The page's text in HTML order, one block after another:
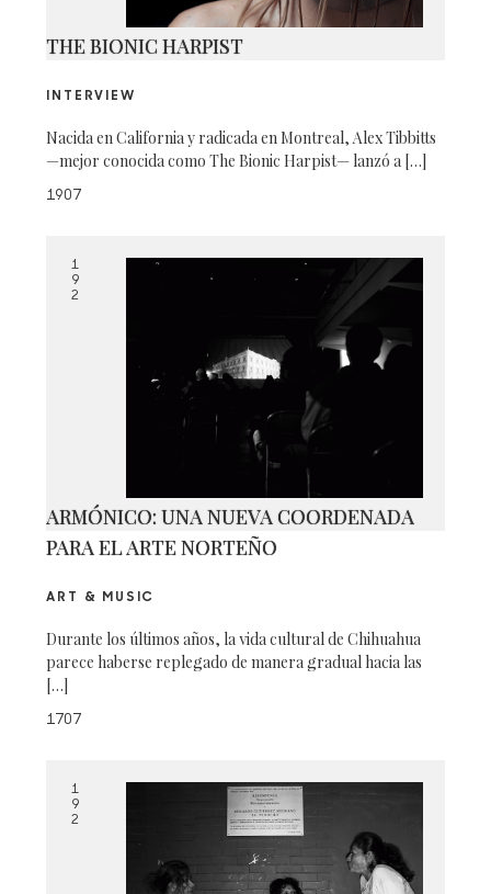
THE BIONIC HARPIST
INTERVIEW
Nacida en California y radicada en Montreal, Alex Tibbitts
—mejor conocida como The Bionic Harpist— lanzó a […]
1907
1
9
2
ARMÓNICO: UNA NUEVA COORDENADA
PARA EL ARTE NORTEÑO
ART & MUSIC
Durante los últimos años, la vida cultural de Chihuahua
parece haberse replegado de manera gradual hacia las
[…]
1707
1
9
2